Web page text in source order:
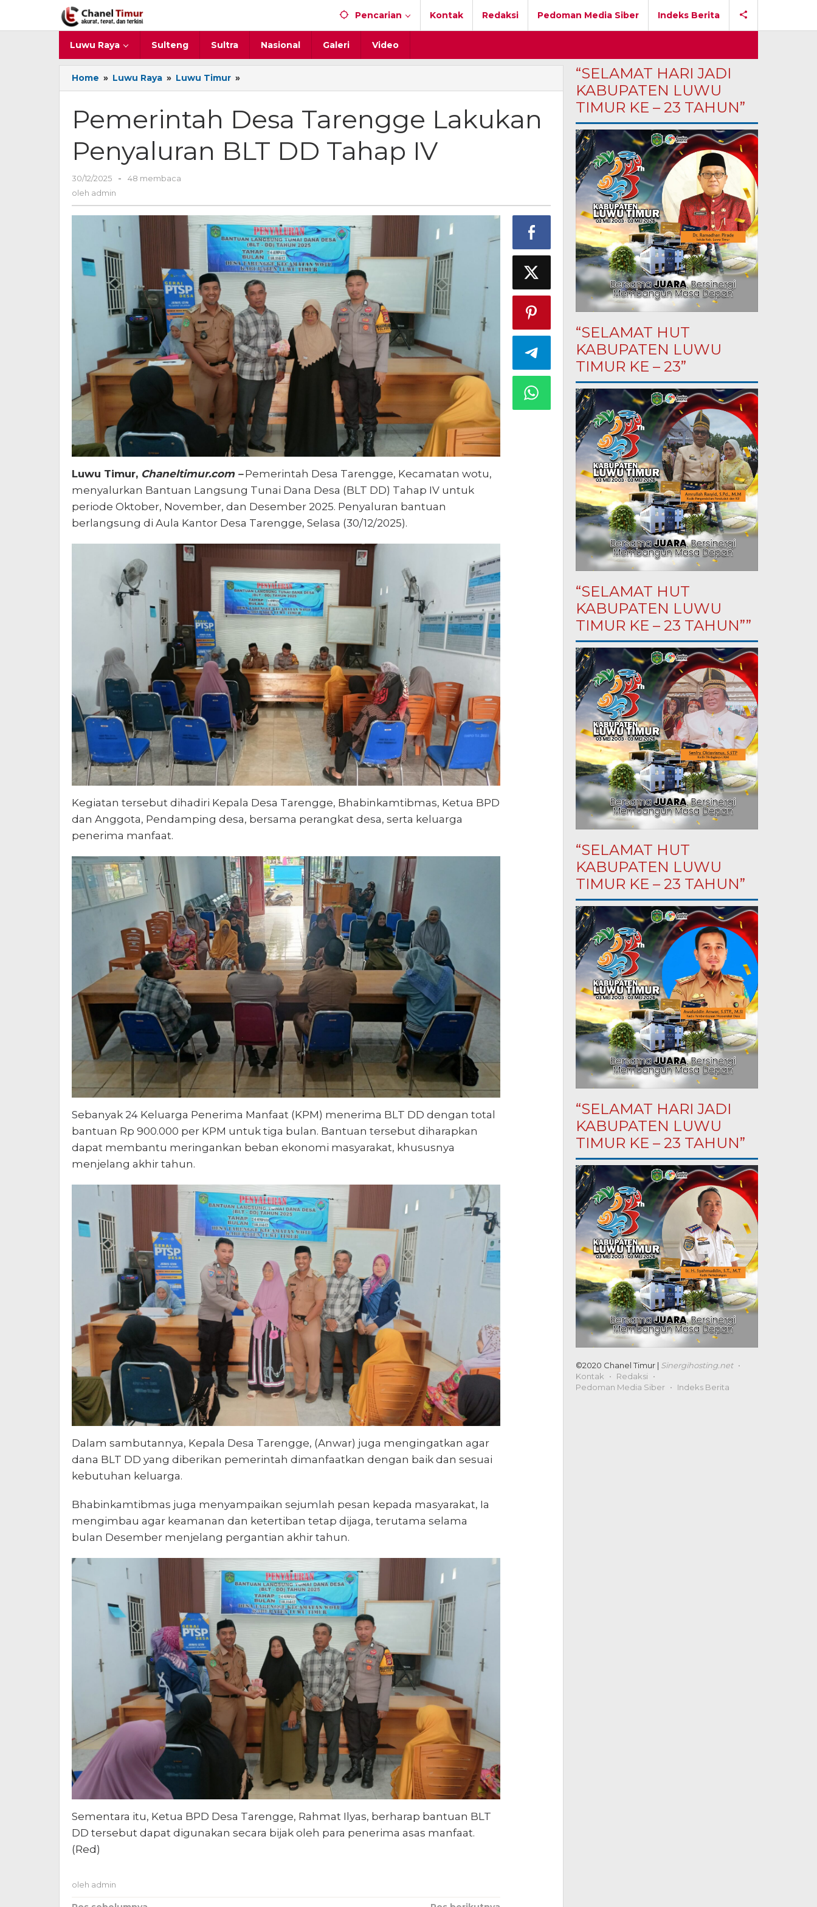
konten
Pencarian Kontak Redaksi Pedoman Media Siber Indeks Berita
Luwu Raya Sulteng Sultra Nasional Galeri Video
Home » Luwu Raya » Luwu Timur »
Desa
Lakukan
Penyaluran
BLT
Pemerintah Desa Tarengge Lakukan
Penyaluran BLT DD Tahap IV
30/12/2025
oleh
-
48 membaca
oleh admin
Luwu Timur, Chaneltimur.com –Pemerintah Desa Tarengge, Kecamatan wotu,
menyalurkan Bantuan Langsung Tunai Dana Desa (BLT DD) Tahap IV untuk
periode Oktober, November, dan Desember 2025. Penyaluran bantuan
berlangsung di Aula Kantor Desa Tarengge, Selasa (30/12/2025).
Kegiatan tersebut dihadiri Kepala Desa Tarengge, Bhabinkamtibmas, Ketua BPD
dan Anggota, Pendamping desa, bersama perangkat desa, serta keluarga
penerima manfaat.
Sebanyak 24 Keluarga Penerima Manfaat (KPM) menerima BLT DD dengan total
bantuan Rp 900.000 per KPM untuk tiga bulan. Bantuan tersebut diharapkan
dapat membantu meringankan beban ekonomi masyarakat, khususnya
menjelang akhir tahun.
Dalam sambutannya, Kepala Desa Tarengge, (Anwar) juga mengingatkan agar
dana BLT DD yang diberikan pemerintah dimanfaatkan dengan baik dan sesuai
kebutuhan keluarga.
Bhabinkamtibmas juga menyampaikan sejumlah pesan kepada masyarakat, Ia
mengimbau agar keamanan dan ketertiban tetap dijaga, terutama selama
bulan Desember menjelang pergantian akhir tahun.
Sementara itu, Ketua BPD Desa Tarengge, Rahmat Ilyas, berharap bantuan BLT
DD tersebut dapat digunakan secara bijak oleh para penerima asas manfaat.
(Red)
oleh admin
“SELAMAT HARI JADI
KABUPATEN LUWU
TIMUR KE – 23 TAHUN”
“SELAMAT HUT
KABUPATEN LUWU
TIMUR KE – 23”
“SELAMAT HUT
KABUPATEN LUWU
TIMUR KE – 23 TAHUN””
“SELAMAT HUT
KABUPATEN LUWU
TIMUR KE – 23 TAHUN”
“SELAMAT HARI JADI
KABUPATEN LUWU
TIMUR KE – 23 TAHUN”
©2020 Chanel Timur | Sinergihosting.net
Kontak
Redaksi
Pedoman Media Siber
Indeks Berita